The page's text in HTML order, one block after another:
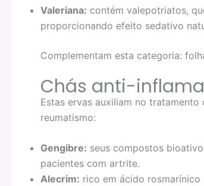
Valeriana: contém valepotriatos,
proporcionando efeito sedativo
Complementam esta categoria:
Chás anti-
Estas ervas auxiliam no
reumatismo:
Gengibre: seus compostos
pacientes com artrite.
Alecrim: rico em ácido